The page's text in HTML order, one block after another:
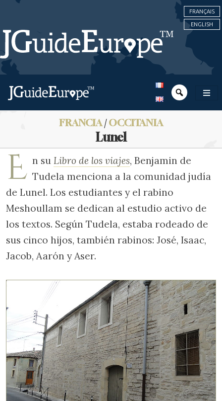
FRANÇAIS
ENGLISH
FRANCIA/OCCITANIA
Lunel
E n su Libro de los viajes, Benjamin de
Tudela menciona a la comunidad judía
de Lunel. Los estudiantes y el rabino
Meshoullam se dedican al estudio activo de
los textos. Según Tudela, estaba rodeado de
sus cinco hijos, también rabinos: José, Isaac,
Jacob, Aarón y Aser.